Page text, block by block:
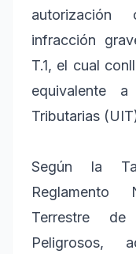
autorización
infracción
T.1, el cual
equivalente
Tributarias
Según la
Reglamento
Terrestre
Peligrosos,